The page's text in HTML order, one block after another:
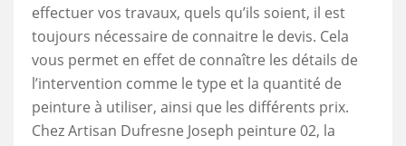
effectuer vos travaux, quels qu’ils soient, il est
toujours nécessaire de connaitre le devis. Cela
vous permet en effet de connaître les détails de
l’intervention comme le type et la quantité de
peinture à utiliser, ainsi que les différents prix.
Chez Artisan Dufresne Joseph peinture 02, la